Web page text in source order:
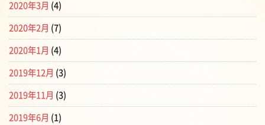
2020年3月 (4)
2020年2月 (7)
2020年1月 (4)
2019年12月 (3)
2019年11月 (3)
2019年6月 (1)